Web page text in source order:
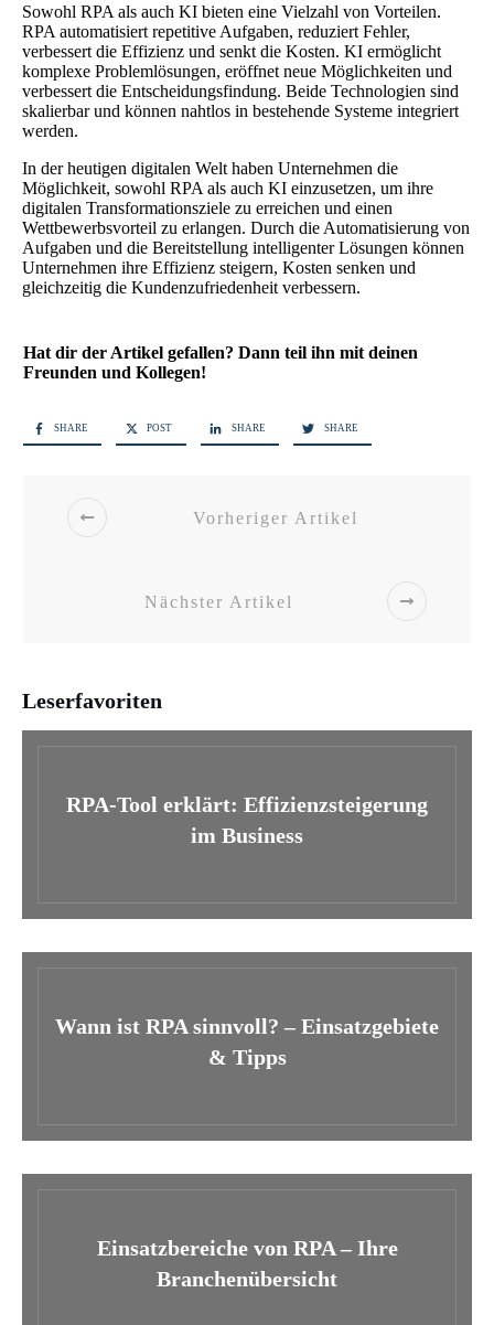
Sowohl RPA als auch KI bieten eine Vielzahl von Vorteilen.
RPA automatisiert repetitive Aufgaben, reduziert Fehler,
verbessert die Effizienz und senkt die Kosten. KI ermöglicht
komplexe Problemlösungen, eröffnet neue Möglichkeiten und
verbessert die Entscheidungsfindung. Beide Technologien sind
skalierbar und können nahtlos in bestehende Systeme integriert
werden.
In der heutigen digitalen Welt haben Unternehmen die
Möglichkeit, sowohl RPA als auch KI einzusetzen, um ihre
digitalen Transformationsziele zu erreichen und einen
Wettbewerbsvorteil zu erlangen. Durch die Automatisierung von
Aufgaben und die Bereitstellung intelligenter Lösungen können
Unternehmen ihre Effizienz steigern, Kosten senken und
gleichzeitig die Kundenzufriedenheit verbessern.
Hat dir der Artikel gefallen? Dann teil ihn mit deinen
Freunden und Kollegen!
SHARE POST SHARE SHARE
Vorheriger Artikel
Nächster Artikel
Leserfavoriten
RPA-Tool erklärt: Effizienzsteigerung
im Business
Wann ist RPA sinnvoll? – Einsatzgebiete
& Tipps
Einsatzbereiche von RPA – Ihre
Branchenübersicht